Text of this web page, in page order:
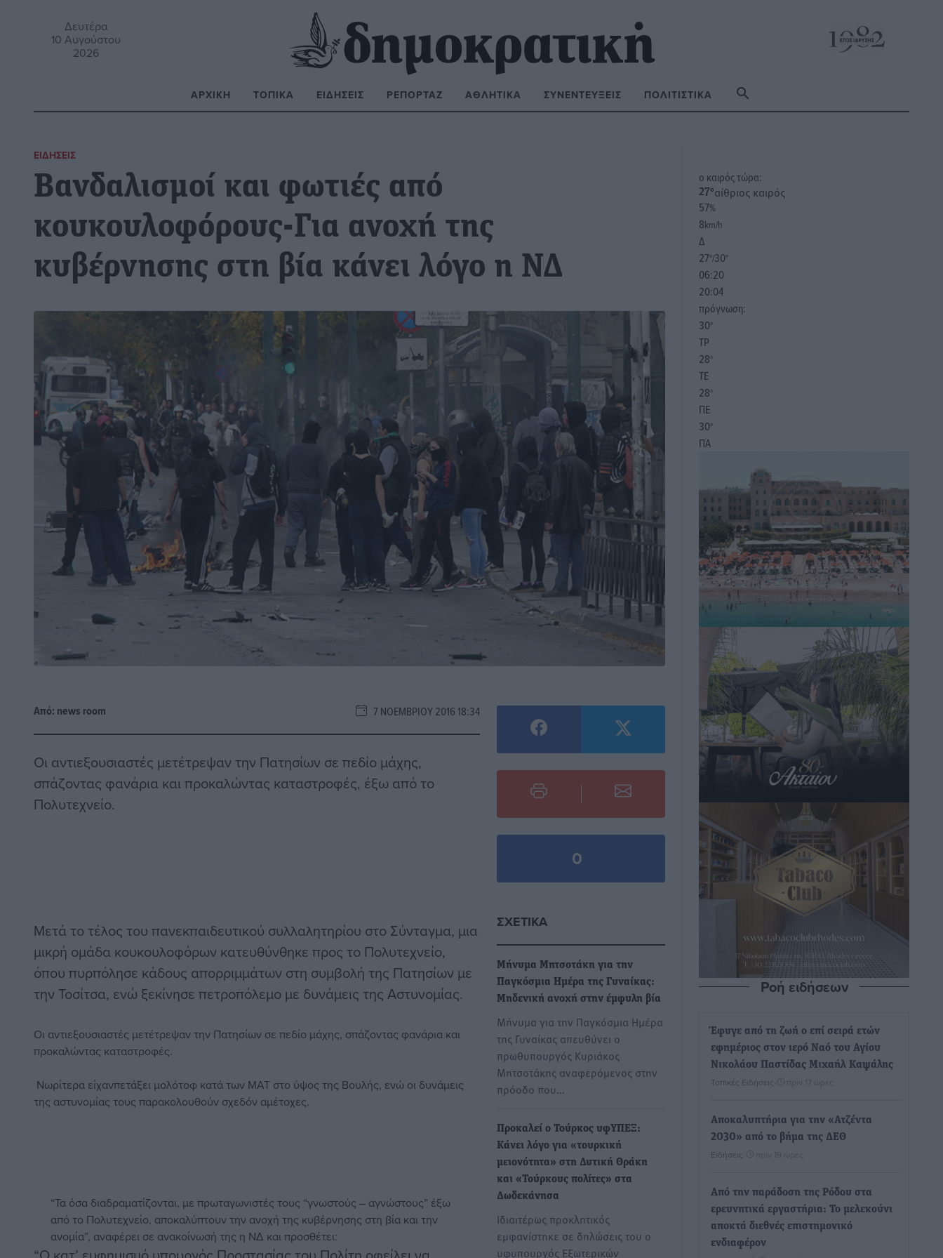
Δευτέρα
10 Αυγούστου
2026
ΑΡΧΙΚΉ ΤΟΠΙΚΆ ΕΙΔΉΣΕΙΣ ΡΕΠΟΡΤΆΖ ΑΘΛΗΤΙΚΆ ΣΥΝΕΝΤΕΎΞΕΙΣ ΠΟΛΙΤΙΣΤΙΚΆ
ΕΙΔΉΣΕΙΣ
Βανδαλισμοί και φωτιές από
κουκουλοφόρους-Για ανοχή της
κυβέρνησης στη βία κάνει λόγο η ΝΔ
Από: news room 7 ΝΟΕΜΒΡΊΟΥ 2016 18:34
Οι αντιεξουσιαστές μετέτρεψαν την Πατησίων σε πεδίο μάχης,
σπάζοντας φανάρια και προκαλώντας καταστροφές, έξω από το
Πολυτεχνείο.
Μετά το τέλος του πανεκπαιδευτικού συλλαλητηρίου στο Σύνταγμα, μια
μικρή ομάδα κουκουλοφόρων κατευθύνθηκε προς το Πολυτεχνείο,
όπου πυρπόλησε κάδους απορριμμάτων στη συμβολή της Πατησίων με
την Τοσίτσα, ενώ ξεκίνησε πετροπόλεμο με δυνάμεις της Αστυνομίας.
Οι αντιεξουσιαστές μετέτρεψαν την Πατησίων σε πεδίο μάχης, σπάζοντας φανάρια και
προκαλώντας καταστροφές.
Νωρίτερα είχανπετάξει μολότοφ κατά των ΜΑΤ στο ύψος της Βουλής, ενώ οι δυνάμεις
της αστυνομίας τους παρακολουθούν σχεδόν αμέτοχες.
“Τα όσα διαδραματίζονται, με πρωταγωνιστές τους “γνωστούς – αγνώστους” έξω
από το Πολυτεχνείο, αποκαλύπτουν την ανοχή της κυβέρνησης στη βία και την
ανομία”, αναφέρει σε ανακοίνωσή της η ΝΔ και προσθέτει:
0
ΣΧΕΤΙΚΆ
Μήνυμα Μητσοτάκη για την
Παγκόσμια Ημέρα της Γυναίκας:
Μηδενική ανοχή στην έμφυλη βία
Μήνυμα για την Παγκόσμια Ημέρα
της Γυναίκας απευθύνει ο
πρωθυπουργός Κυριάκος
Μητσοτάκης αναφερόμενος στην
πρόοδο που…
Προκαλεί ο Τούρκος υφΥΠΕΞ:
Κάνει λόγο για «τουρκική
μειονότητα» στη Δυτική Θράκη
και «Τούρκους πολίτες» στα
Δωδεκάνησα
Ιδιαιτέρως προκλητικός
εμφανίστηκε σε δηλώσεις του ο
υφυπουργός Εξωτερικών
o καιρός τώρα:
27°αίθριος καιρός
57%
8km/h
Δ
27°/30°
06:20
20:04
πρόγνωση:
30°
ΤΡ
28°
ΤΕ
28°
ΠΕ
30°
ΠΑ
Ροή ειδήσεων
Έφυγε από τη ζωή ο επί σειρά ετών
εφημέριος στον ιερό Ναό του Αγίου
Νικολάου Παστίδας Μιχαήλ Καψάλης
Τοπικές Ειδήσεις πριν 17 ώρες
Αποκαλυπτήρια για την «Ατζέντα
2030» από το βήμα της ΔΕΘ
Ειδήσεις πριν 19 ώρες
Από την παράδοση της Ρόδου στα
ερευνητικά εργαστήρια: Το μελεκούνι
αποκτά διεθνές επιστημονικό
ενδιαφέρον